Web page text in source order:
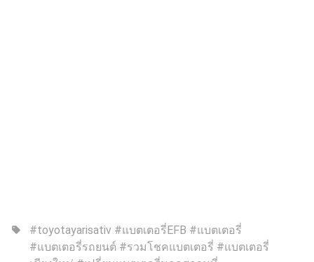
sell
#toyotayarisativ #แบตเตอรี่EFB #แบตเตอรี่
#แบตเตอรี่รถยนต์ #รวมโชคแบตเตอรี่ #แบตเตอรี่